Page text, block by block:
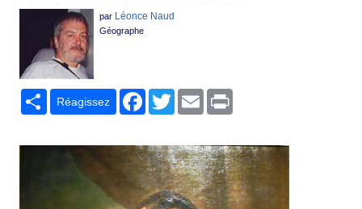
par Léonce Naud
Géographe
Partager
Réagissez Facebook
TwitterEmail